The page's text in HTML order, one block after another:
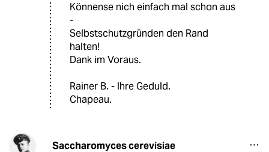
Könnense nich einfach mal schon aus
-
Selbstschutzgründen den Rand
halten!
Dank im Voraus.
Rainer B. - Ihre Geduld.
Chapeau.
Saccharomyces cerevisiae